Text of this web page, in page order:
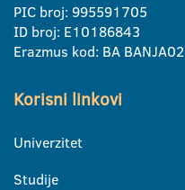
PIC broj: 995591705
ID broj: E10186843
Erazmus kod: BA BANJA02
Korisni linkovi
Univerzitet
Studije